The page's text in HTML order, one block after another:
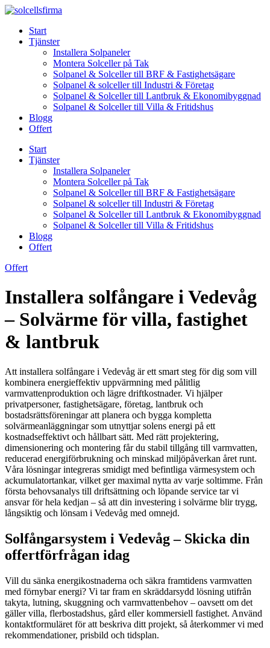
Skip
contentStart
Tjänster
Installera Solpaneler
Montera Solceller på Tak
Solpanel & Solceller till BRF & Fastighetsägare
Solpanel & solceller till Industri & Företag
Solpanel & Solceller till Lantbruk & Ekonomibyggnad
Solpanel & Solceller till Villa & Fritidshus
Blogg
Offert
Start
Tjänster
Installera Solpaneler
Montera Solceller på Tak
Solpanel & Solceller till BRF & Fastighetsägare
Solpanel & solceller till Industri & Företag
Solpanel & Solceller till Lantbruk & Ekonomibyggnad
Solpanel & Solceller till Villa & Fritidshus
Blogg
Offert
Offert
Installera solfångare i Vedevåg
– Solvärme för villa, fastighet
& lantbruk
Att installera solfångare i Vedevåg är ett smart steg för dig som vill
kombinera energieffektiv uppvärmning med pålitlig
varmvattenproduktion och lägre driftkostnader. Vi hjälper
privatpersoner, fastighetsägare, företag, lantbruk och
bostadsrättsföreningar att planera och bygga kompletta
solvärmeanläggningar som utnyttjar solens energi på ett
kostnadseffektivt och hållbart sätt. Med rätt projektering,
dimensionering och montering får du stabil tillgång till varmvatten,
reducerad energiförbrukning och minskad miljöpåverkan året runt.
Våra lösningar integreras smidigt med befintliga värmesystem och
ackumulatortankar, vilket ger maximal nytta av varje soltimme. Från
första behovsanalys till driftsättning och löpande service tar vi
ansvar för hela kedjan – så att din investering i solvärme blir trygg,
långsiktig och lönsam i Vedevåg med omnejd.
Solfångarsystem i Vedevåg – Skicka din
offertförfrågan idag
Vill du sänka energikostnaderna och säkra framtidens varmvatten
med förnybar energi? Vi tar fram en skräddarsydd lösning utifrån
takyta, lutning, skuggning och varmvattenbehov – oavsett om det
gäller villa, flerbostadshus, gård eller kommersiell fastighet. Använd
kontaktformuläret för att beskriva ditt projekt, så återkommer vi med
rekommendationer, prisbild och tidsplan.